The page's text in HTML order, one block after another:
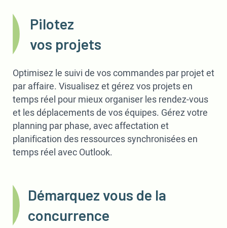
Pilotez
vos projets
Optimisez le suivi de vos commandes par projet et
par affaire. Visualisez et gérez vos projets en
temps réel pour mieux organiser les rendez-vous
et les déplacements de vos équipes. Gérez votre
planning par phase, avec affectation et
planification des ressources synchronisées en
temps réel avec Outlook.
Démarquez vous de la
concurrence